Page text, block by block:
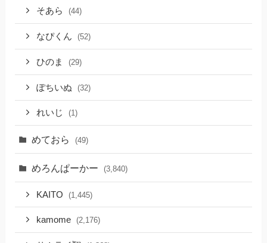
そあら (44)
なぴくん (52)
ひのま (29)
ぽちいぬ (32)
れいじ (1)
めておら (49)
めろんぱーかー (3,840)
KAITO (1,445)
kamome (2,176)